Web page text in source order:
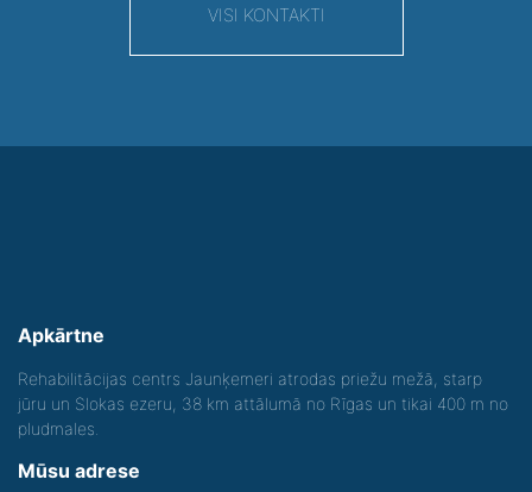
VISI KONTAKTI
Apkārtne
Rehabilitācijas centrs Jaunķemeri atrodas priežu mežā, starp
jūru un Slokas ezeru, 38 km attālumā no Rīgas un tikai 400 m no
pludmales.
Mūsu adrese